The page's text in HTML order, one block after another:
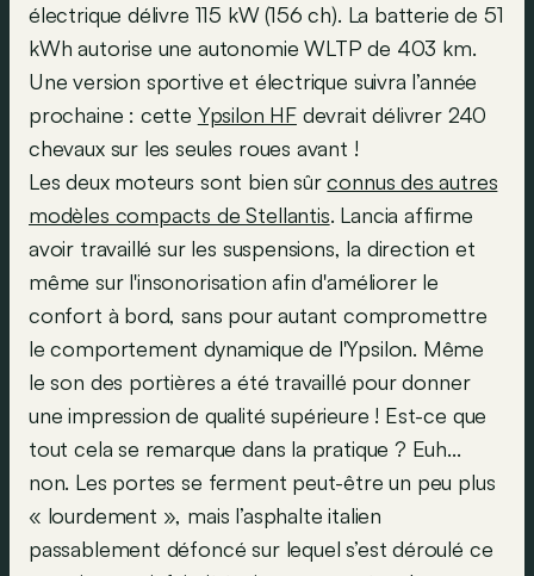
électrique délivre 115 kW (156 ch). La batterie de 51
kWh autorise une autonomie WLTP de 403 km.
Une version sportive et électrique suivra l’année
prochaine : cette Ypsilon HFdevrait délivrer 240
chevaux sur les seules roues avant !
Les deux moteurs sont bien sûrconnus des autres
modèles compacts de Stellantis. Lancia affirme
avoir travaillé sur les suspensions, la direction et
même sur l'insonorisation afin d'améliorer le
confort à bord, sans pour autant compromettre
le comportement dynamique de l'Ypsilon. Même
le son des portières a été travaillé pour donner
une impression de qualité supérieure ! Est-ce que
tout cela se remarque dans la pratique ? Euh...
non. Les portes se ferment peut-être un peu plus
« lourdement », mais l’asphalte italien
passablement défoncé sur lequel s’est déroulé ce